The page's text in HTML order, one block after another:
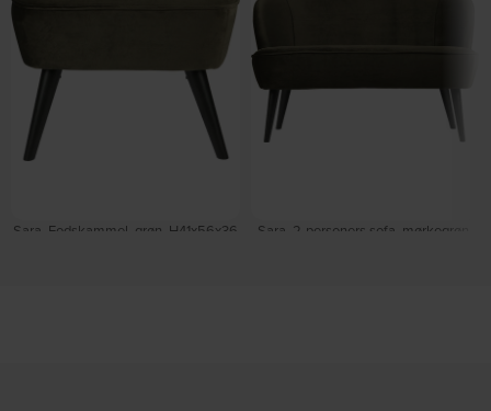
Sara, Fodskammel, grøn, H41x56x36
Sara, 2-personers sofa, mørkegrøn,